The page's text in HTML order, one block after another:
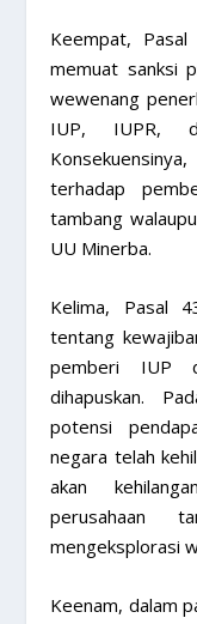
Keempat,
memuat sanksi
wewenang
IUP, IUPR,
terhadap
tambang
UU Minerba.
Kelima, Pasal
tentang
pemberi IUP
dihapuskan.
potensi
negara telah
akan
perusahaan
mengeksplorasi
Keenam, dalam